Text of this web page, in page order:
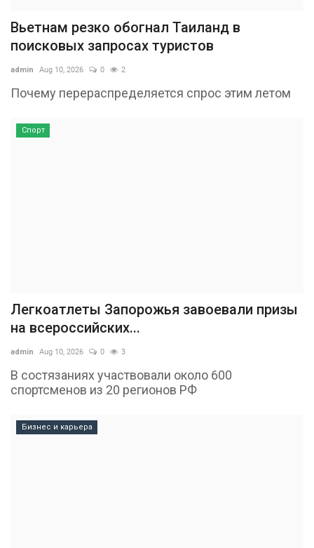
Вьетнам резко обогнал Таиланд в
поисковых запросах туристов
admin Aug 10, 2026 0 2
Почему перераспределяется спрос этим летом
Спорт
Легкоатлеты Запорожья завоевали призы
на всероссийских...
admin Aug 10, 2026 0 3
В состязаниях участвовали около 600
спортсменов из 20 регионов РФ
Бизнес и карьера